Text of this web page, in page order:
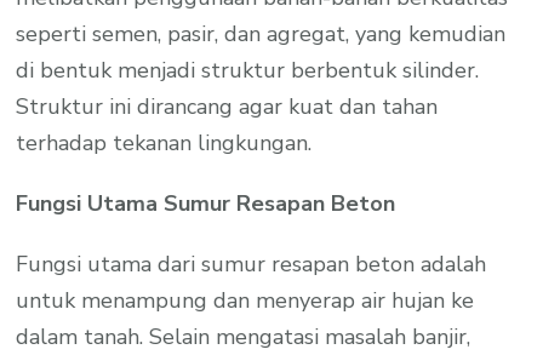
seperti semen, pasir, dan agregat, yang kemudian
di bentuk menjadi struktur berbentuk silinder.
Struktur ini dirancang agar kuat dan tahan
terhadap tekanan lingkungan.
Fungsi Utama Sumur Resapan Beton
Fungsi utama dari sumur resapan beton adalah
untuk menampung dan menyerap air hujan ke
dalam tanah. Selain mengatasi masalah banjir,